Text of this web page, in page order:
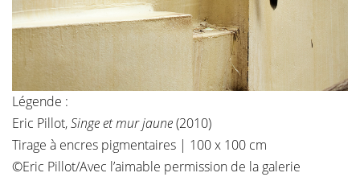
Légende :
Eric Pillot,Singe et mur jaune(2010)
Tirage à encres pigmentaires | 100 x 100 cm
©Eric Pillot/Avec l’aimable permission de la galerie